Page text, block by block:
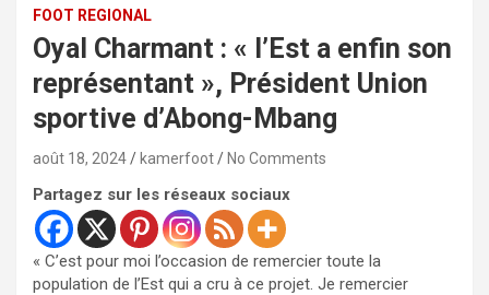
FOOT REGIONAL
Oyal Charmant : « l’Est a enfin son
représentant », Président Union
sportive d’Abong-Mbang
août 18, 2024 kamerfoot No Comments
Partagez sur les réseaux sociaux
« C’est pour moi l’occasion de remercier toute la
population de l’Est qui a cru à ce projet. Je remercier